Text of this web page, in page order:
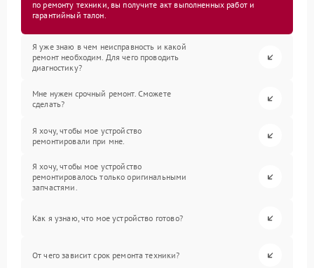
по ремонту техники, вы получите акт выполненных работ и
гарантийный талон.
Я уже знаю в чем неисправность и какой
ремонт необходим. Для чего проводить
диагностику?
Мне нужен срочный ремонт. Сможете
сделать?
Я хочу, чтобы мое устройство
ремонтировали при мне.
Я хочу, чтобы мое устройство
ремонтировалось только оригинальными
запчастями.
Как я узнаю, что мое устройство готово?
От чего зависит срок ремонта техники?